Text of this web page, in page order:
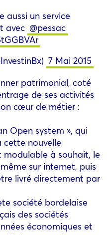
aussi un service
avec @pessac
7 Mai 2015
patrimonial, coté
de ses activités
cœur de métier :
Open system », qui
cette nouvelle
à souhait, le
sur internet, puis
livré directement par
société bordelaise
des sociétés
économiques et